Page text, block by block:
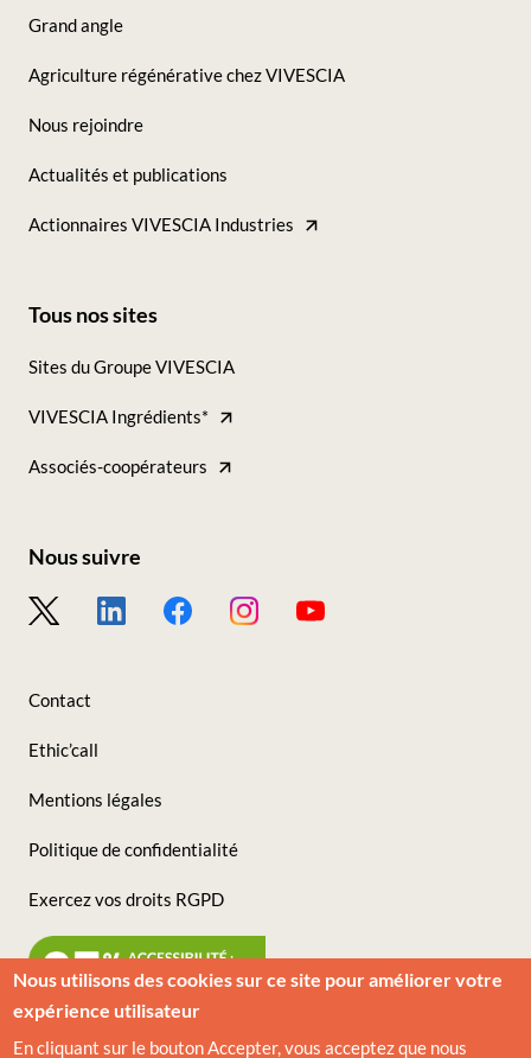
Nous utilisons des cookies sur ce site pour améliorer votre
expérience utilisateur
En cliquant sur le bouton Accepter, vous acceptez que nous
Seconde
colonne
Grand angle
Agriculture régénérative chez VIVESCIA
Nous rejoindre
Actualités et publications
Actionnaires VIVESCIA Industries
-
Tous
nos
Tous nos sites
Sites du Groupe VIVESCIA
VIVESCIA Ingrédients*
Associés-coopérateurs
-
suivre
Nous suivre
Contact
Ethic’call
Mentions légales
Politique de confidentialité
Exercez vos droits RGPD
© VIVESCIA 2026